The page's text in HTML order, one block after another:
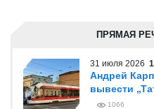
ПРЯМАЯ
31 июля 2026
Андрей
вывести
1066